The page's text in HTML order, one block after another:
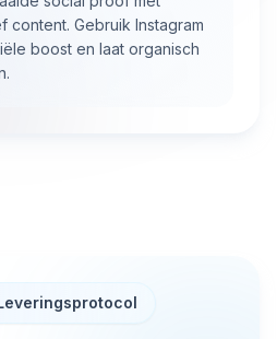
content. Gebruik Instagram
boost en laat organisch